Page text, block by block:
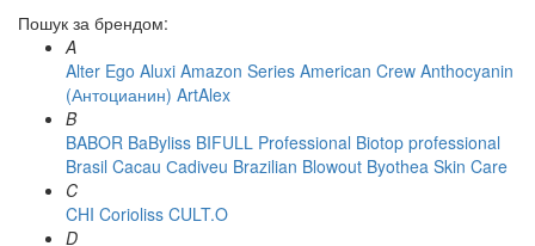
Пошук за брендом:
A
Alter Ego Aluxi Amazon Series American Crew Anthocyanin
(Антоцианин) ArtAlex
B
BABOR BaByliss BIFULL Professional Biotop professional
Brasil Cacau Сadiveu Brazilian Blowout Byothea Skin Care
C
CHI Corioliss CULT.O
D